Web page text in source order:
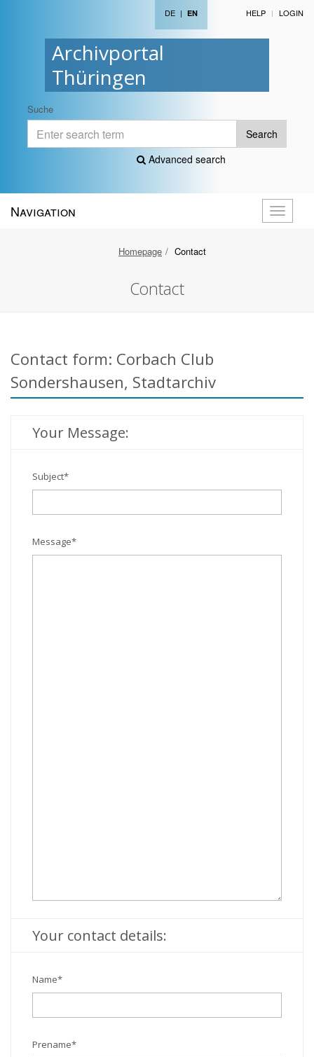
Archivportal
Thüringen
DE | EN HELP LOGIN
Suche
Search
Advanced search
Toggle
Navigation
Homepage Contact
Contact
Contact form: Corbach Club
Sondershausen, Stadtarchiv
Your Message:
Subject*
Message*
Your contact details:
Name*
Prename*